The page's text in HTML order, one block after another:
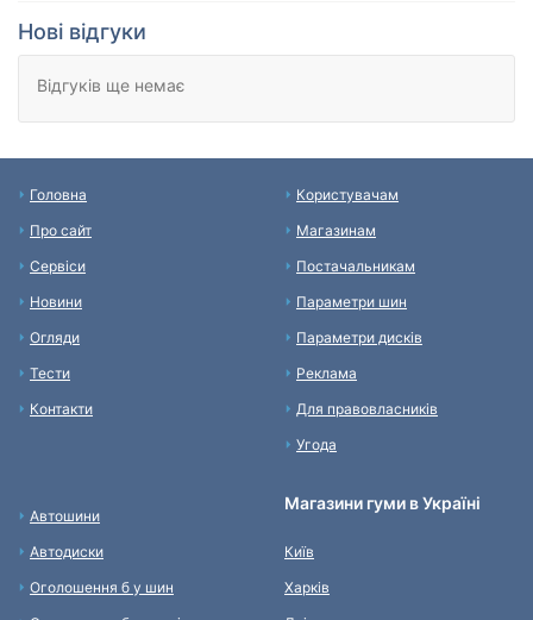
Нові відгуки
Відгуків ще немає
Головна
Про сайт
Сервіси
Новини
Огляди
Тести
Контакти
Користувачам
Магазинам
Постачальникам
Параметри шин
Параметри дисків
Реклама
Для правовласників
Угода
Автошини
Автодиски
Оголошення б у шин
Магазини гуми в Україні
Київ
Харків